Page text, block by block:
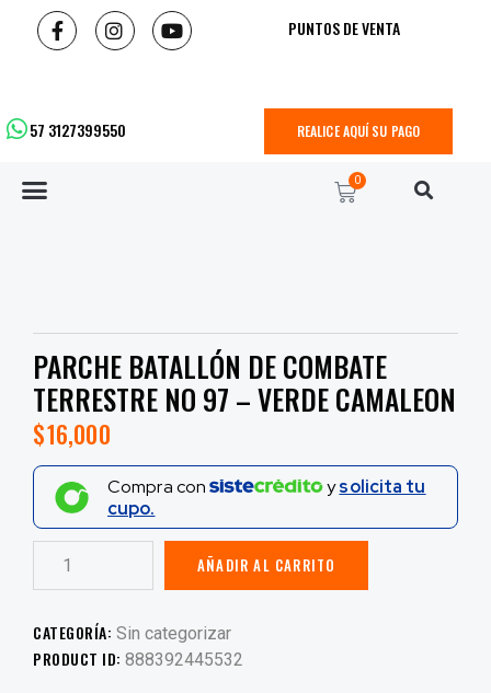
PUNTOS DE VENTA
57 3127399550 REALICE AQUÍ SU PAGO
0
PARCHE BATALLÓN DE COMBATE
TERRESTRE NO 97 – VERDE CAMALEON
$16,000
Compra con ysolicita tu
cupo.
AÑADIR AL CARRITO
CATEGORÍA: Sin categorizar
PRODUCT ID: 888392445532